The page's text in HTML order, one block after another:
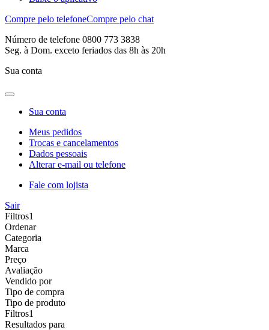
Compre pelo telefoneCompre pelo chat
Número de telefone 0800 773 3838
Seg. à Dom. exceto feriados das 8h às 20h
Sua conta
Sua conta
Meus pedidos
Trocas e cancelamentos
Dados pessoais
Alterar e-mail ou telefone
Fale com lojista
Sair
Filtros1
Ordenar
Categoria
Marca
Preço
Avaliação
Vendido por
Tipo de compra
Tipo de produto
Filtros1
Resultados para